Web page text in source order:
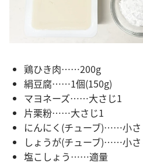
鶏ひき肉……200g
絹豆腐……1個(150g)
マヨネーズ……大さじ1
片栗粉……大さじ1
にんにく(チューブ)……小さ
しょうが(チューブ)……小さ
塩こしょう……適量